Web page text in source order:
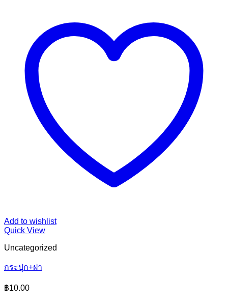
Add to wishlist
Quick View
Uncategorized
กระปุก+ฝา
฿10.00